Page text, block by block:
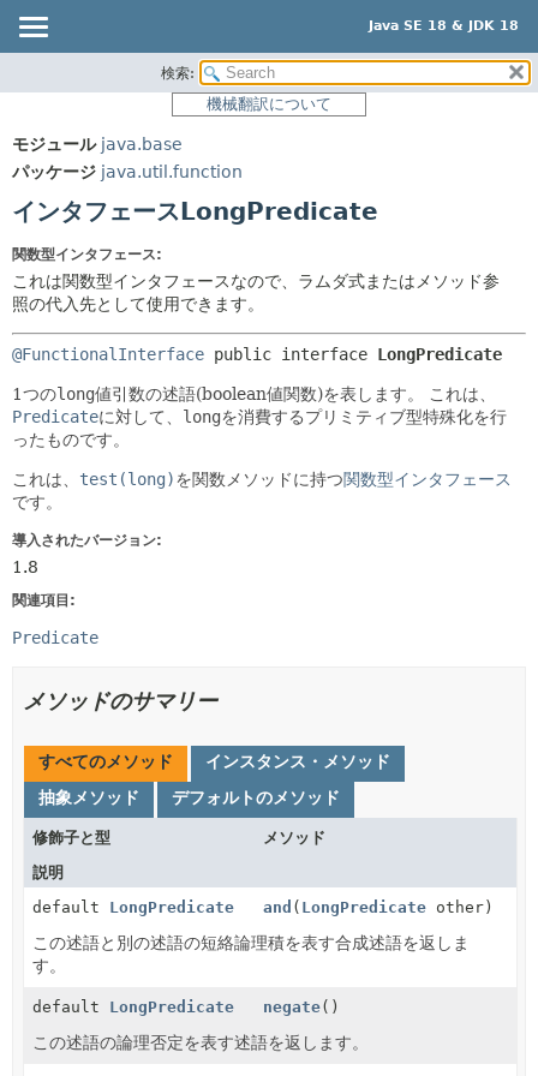
Java SE 18 & JDK 18
パッケージ
使用
ツリー
プレビュー
新規
索引
ヘルプ
サマリー:
ネスト済
メソッド
詳細:
検索:
機械翻訳について
モジュール java.base
パッケージ java.util.function
インタフェースLongPredicate
関数型インタフェース:
これは関数型インタフェースなので、ラムダ式またはメソッド参
照の代入先として使用できます。
@FunctionalInterface public interface LongPredicate
1つのlong値引数の述語(boolean値関数)を表します。
これは、
Predicateに対して、 longを消費するプリミティブ型特殊化を行
ったものです。
これは、 test(long)を関数メソッドに持つ関数型インタフェース
です。
導入されたバージョン:
1.8
関連項目:
Predicate
メソッドのサマリー
すべてのメソッド
インスタンス・メソッド
抽象メソッド
デフォルトのメソッド
修飾子と型
メソッド
説明
default LongPredicate and ( LongPredicate other)
この述語と別の述語の短絡論理積を表す合成述語を返しま
す。
default LongPredicate negate()
この述語の論理否定を表す述語を返します。